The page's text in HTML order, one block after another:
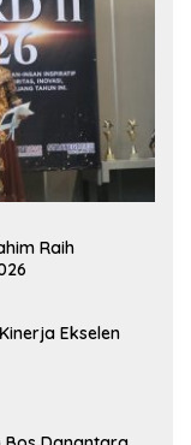
Raih
Ekselen